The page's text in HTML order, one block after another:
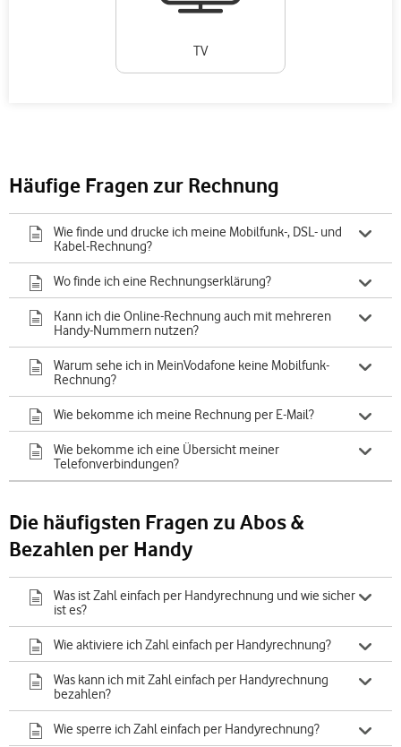
TV
Häufige Fragen zur Rechnung
Wie finde und drucke ich meine Mobilfunk-, DSL- und
Kabel-Rechnung?
Wo finde ich eine Rechnungserklärung?
Kann ich die Online-Rechnung auch mit mehreren
Handy-Nummern nutzen?
Warum sehe ich in MeinVodafone keine Mobilfunk-
Rechnung?
Wie bekomme ich meine Rechnung per E-Mail?
Wie bekomme ich eine Übersicht meiner
Telefonverbindungen?
Die häufigsten Fragen zu Abos &
Bezahlen per Handy
Was ist Zahl einfach per Handyrechnung und wie sicher
ist es?
Wie aktiviere ich Zahl einfach per Handyrechnung?
Was kann ich mit Zahl einfach per Handyrechnung
bezahlen?
Wie sperre ich Zahl einfach per Handyrechnung?